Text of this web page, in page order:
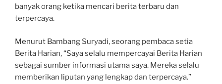
banyak orang ketika mencari berita terbaru dan
terpercaya.
Menurut Bambang Suryadi, seorang pembaca setia
Berita Harian, “Saya selalu mempercayai Berita Harian
sebagai sumber informasi utama saya. Mereka selalu
memberikan liputan yang lengkap dan terpercaya.”